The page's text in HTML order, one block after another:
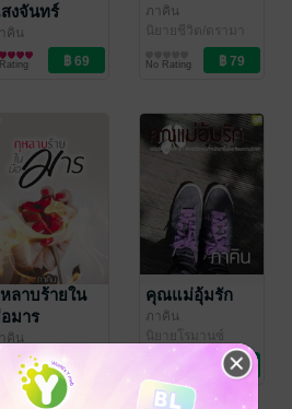
งจันทร์
คิน
ายลึกลับ/เขย่า
ญ
ภาคิน
นิยายชีวิต/ดรามา
No Rating
ลาบร้ายใน
มาร
คิน
ยายชีวิต/ดรามา
Rating
คุณแม่อุ้มรัก
ภาคิน
นิยายโรมานซ์
3 Rating